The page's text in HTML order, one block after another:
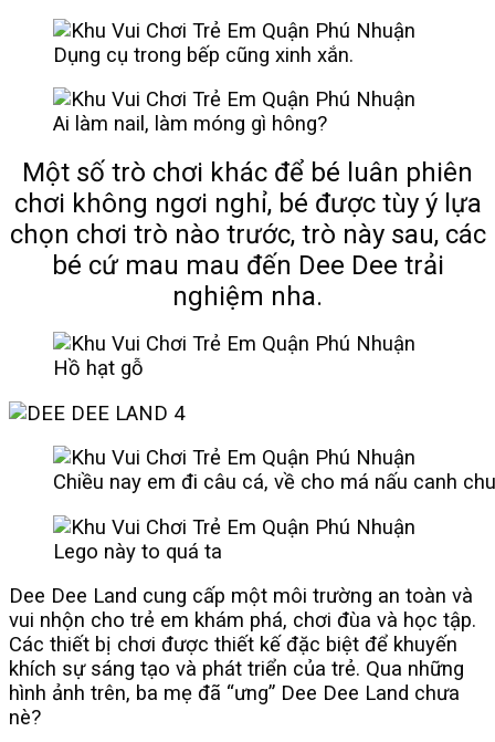
Dụng cụ trong bếp cũng xinh xắn.
Ai làm nail, làm móng gì hông?
Một số trò chơi khác để bé luân phiên
chơi không ngơi nghỉ, bé được tùy ý lựa
chọn chơi trò nào trước, trò này sau, các
bé cứ mau mau đến Dee Dee trải
nghiệm nha.
Hồ hạt gỗ
Chiều nay em đi câu cá, về cho má nấu canh
Lego này to quá ta
Dee Dee Land cung cấp một môi trường an toàn và
vui nhộn cho trẻ em khám phá, chơi đùa và học tập.
Các thiết bị chơi được thiết kế đặc biệt để khuyến
khích sự sáng tạo và phát triển của trẻ. Qua những
hình ảnh trên, ba mẹ đã “ưng” Dee Dee Land chưa
nè?